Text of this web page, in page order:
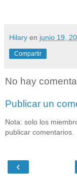
Hilary en junio 19,
Compartir
No hay
Publicar un
Nota: solo los
publicar comentarios.
‹